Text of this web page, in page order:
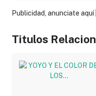
Publicidad, anunciate aquí
Titulos